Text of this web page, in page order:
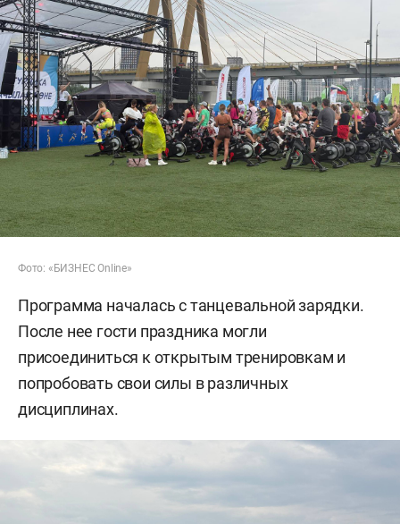
Фото: «БИЗНЕС Online»
Программа началась с танцевальной зарядки.
После нее гости праздника могли
присоединиться к открытым тренировкам и
попробовать свои силы в различных
дисциплинах.